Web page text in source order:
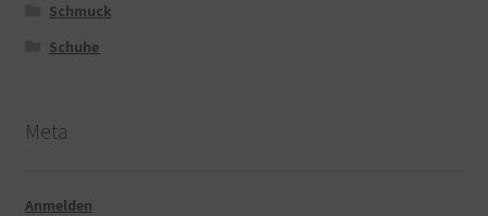
Schmuck
Schuhe
Meta
Anmelden